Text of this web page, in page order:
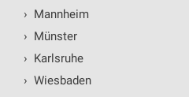
› Mannheim
› Münster
› Karlsruhe
› Wiesbaden